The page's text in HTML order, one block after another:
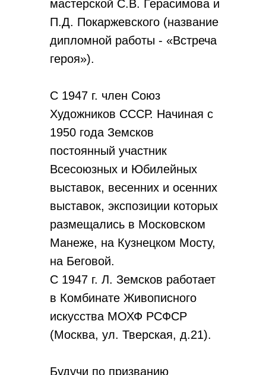
мастерской С.В. Герасимова и
П.Д. Покаржевского (название
дипломной работы - «Встреча
героя»).
С 1947 г. член Союз
Художников СССР. Начиная с
1950 года Земсков
постоянный участник
Всесоюзных и Юбилейных
выставок, весенних и осенних
выставок, экспозиции которых
размещались в Московском
Манеже, на Кузнецком Мосту,
на Беговой.
С 1947 г. Л. Земсков работает
в Комбинате Живописного
искусства МОХФ РСФСР
(Москва, ул. Тверская, д.21).
Будучи по призванию